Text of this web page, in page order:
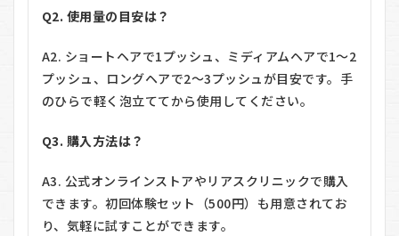
Q2. 使用量の目安は？
A2. ショートヘアで1プッシュ、ミディアムヘアで1〜2
プッシュ、ロングヘアで2〜3プッシュが目安です。手
のひらで軽く泡立ててから使用してください。
Q3. 購入方法は？
A3. 公式オンラインストアやリアスクリニックで購入
できます。初回体験セット（500円）も用意されてお
り、気軽に試すことができます。